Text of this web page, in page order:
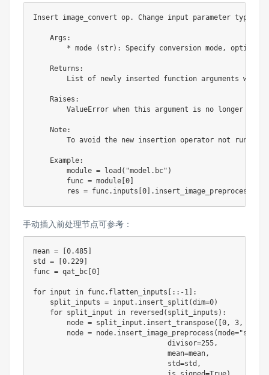
Insert image_convert op. Change input parameter type.
    Args:
* mode (str): Specify conversion mode,
    Returns:
List of newly inserted function arguments
    Raises:
        ValueError when this argument is no longer valid
    Note:
To avoid the new insertion operator not
    Example:
        module = load("model.bc")
        func = module[0]
手动插入前处理节点可参考：
mean = [0.485]
std = [0.229]
func = qat_bc[0]
for input in func.flatten_inputs[::-1]:
    split_inputs = input.insert_split(dim=0)
    for split_input in reversed(split_inputs):
node = split_input.insert_transpose([0, 3, 1,
        node = node.insert_image_preprocess(mode="skip",
                                divisor=255,
                                mean=mean,
                                std=std,